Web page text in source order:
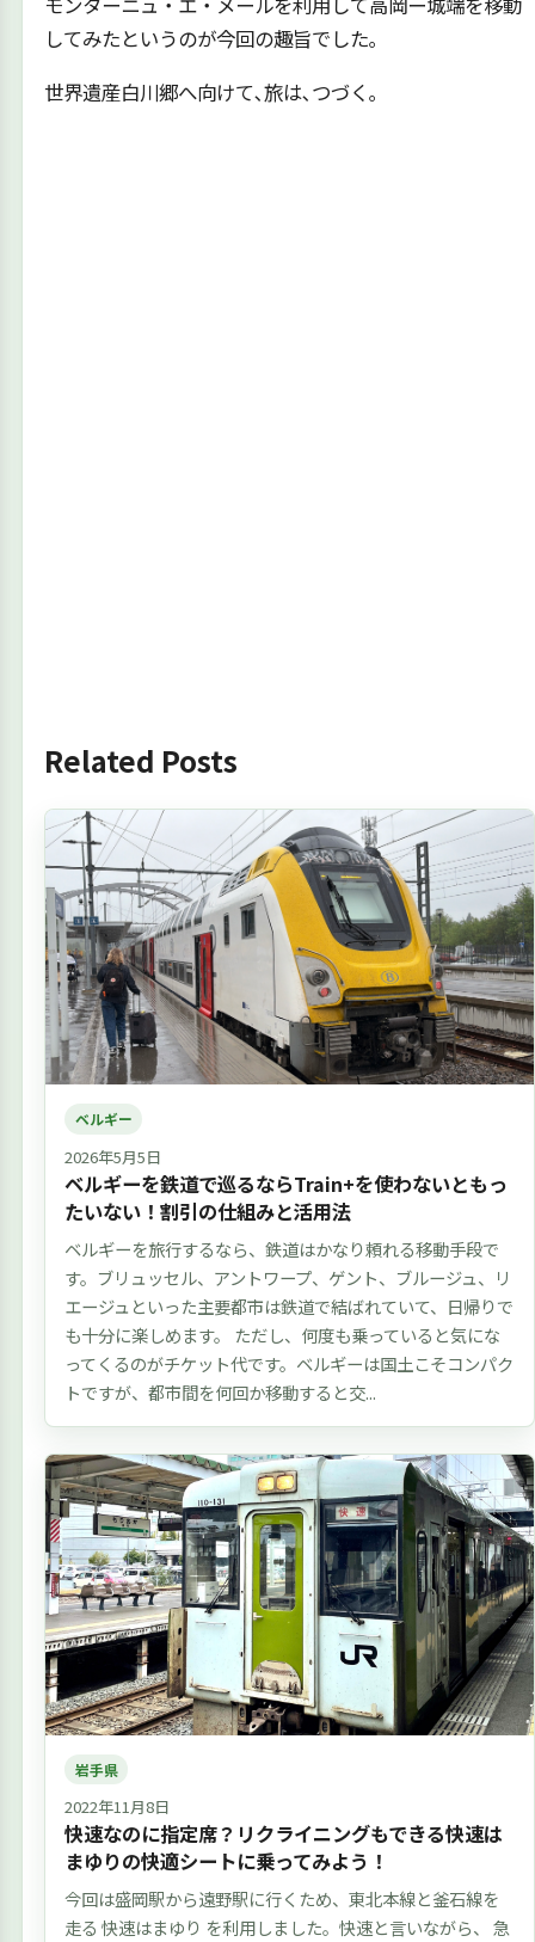
してみたというのが今回の趣旨でした｡
世界遺産白川郷へ向けて､旅は､つづく｡
Related Posts
ベルギー
2026年5月5日
ベルギーを鉄道で巡るならTrain+を使わないともっ
たいない！割引の仕組みと活用法
ベルギーを旅行するなら、鉄道はかなり頼れる移動手段で
す。ブリュッセル、アントワープ、ゲント、ブルージュ、リ
エージュといった主要都市は鉄道で結ばれていて、日帰りで
も十分に楽しめます。 ただし、何度も乗っていると気にな
ってくるのがチケット代です。ベルギーは国土こそコンパク
トですが、都市間を何回か移動すると交...
岩手県
2022年11月8日
快速なのに指定席？リクライニングもできる快速は
まゆりの快適シートに乗ってみよう！
今回は盛岡駅から遠野駅に行くため、東北本線と釜石線を
走る 快速はまゆり を利用しました。快速と言いながら、 急